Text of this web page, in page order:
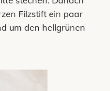
Filzstift ein paar
um den hellgrünen